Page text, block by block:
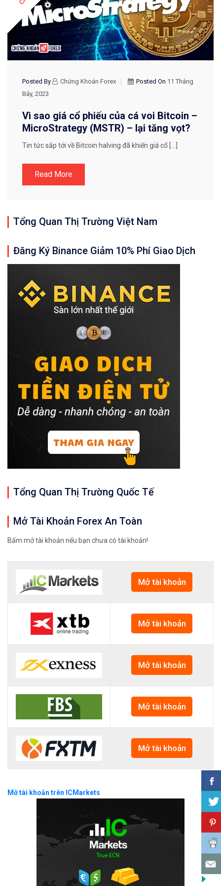
Posted By Chứng Khoán Forex Posted On 11 Tháng
Bảy, 2023
Vì sao giá cổ phiếu của cá voi Bitcoin –
MicroStrategy (MSTR) – lại tăng vọt?
Tin tức sắp tới về Bitcoin halving đã khiến giá cổ […]
Read More
Tổng Quan Thị Trường Việt Nam
Đăng Ký Binance Giảm 10% Phí Giao Dịch
Tổng Quan Thị Trường Quốc Tế
Mở Tài Khoản Forex An Toàn
Bấm mở tài khoản nếu bạn chưa có tài khoản!
Mở tài khoản
Mở tài khoản
Mở tài khoản
Mở tài khoản
Mở tài khoản
Mở tài khoản trên ICMarkets